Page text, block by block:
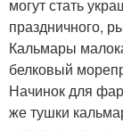
могут стать
праздничного,
Кальмары
белковый
Начинок для
же тушки